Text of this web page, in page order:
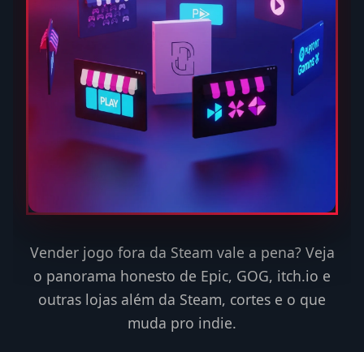
Vender jogo fora da Steam vale a pena? Veja
o panorama honesto de Epic, GOG, itch.io e
outras lojas além da Steam, cortes e o que
muda pro indie.